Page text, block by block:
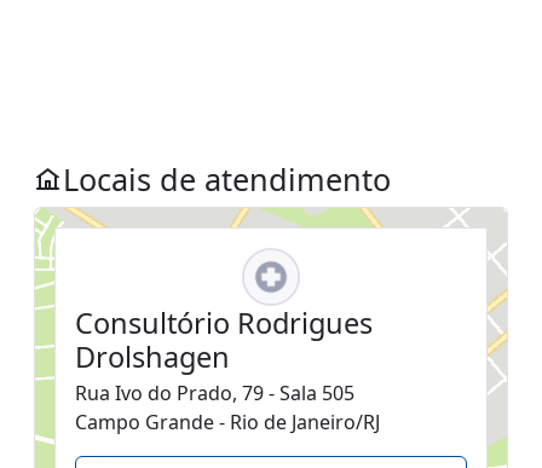
Locais de atendimento
Consultório Rodrigues
Drolshagen
Rua Ivo do Prado, 79 - Sala 505
Campo Grande - Rio de Janeiro/RJ